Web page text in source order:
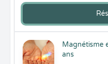
Magnétisme
ans